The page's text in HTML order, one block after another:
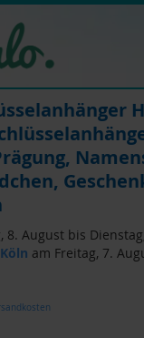
8. August bis
am Freitag, 7.